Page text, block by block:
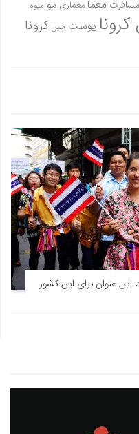
مسافرت معمامعماری مو میوه
پوست چین کرونا
عنوان برای این کشور